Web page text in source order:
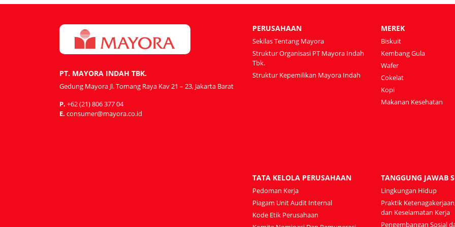
PT. MAYORA INDAH TBK.
Gedung Mayora Jl. Tomang Raya Kav 21 – 23, Jakarta Barat
P. +62 (21) 806 377 04
E. consumer@mayora.co.id
PERUSAHAAN
Sekilas Tentang Mayora
Struktur Organisasi PT Mayora Indah
Tbk.
Struktur Kepemilikan Mayora Indah
MEREK
Biskuit
Kembang Gula
Wafer
Cokelat
Kopi
Makanan Kesehatan
TATA KELOLA PERUSAHAAN
Pedoman Kerja
Piagam Unit Audit Internal
Kode Etik Perusahaan
TANGGUNG JAWAB
Lingkungan Hidup
Praktik
dan Keselamatan Kerja
Pengembangan Sosial